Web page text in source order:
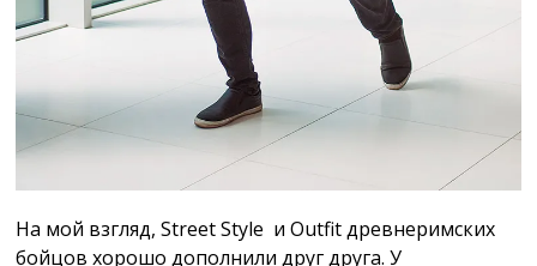
На мой взгляд, Street Style и Outfit древнеримских
бойцов хорошо дополнили друг друга. У